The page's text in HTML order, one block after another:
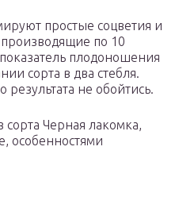
простые соцветия и
по 10
плодоношения
сорта в два стебля.
не обойтись.
Черная лакомка,
особенностями